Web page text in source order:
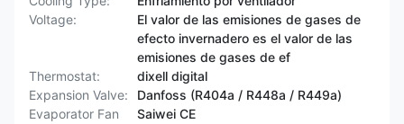
Voltage:
El valor de las emisiones de gases de
efecto invernadero es el valor de las
emisiones de gases de ef
Thermostat:
dixell digital
Expansion Valve:
Danfoss (R404a / R448a / R449a)
Evaporator Fan
Saiwei CE